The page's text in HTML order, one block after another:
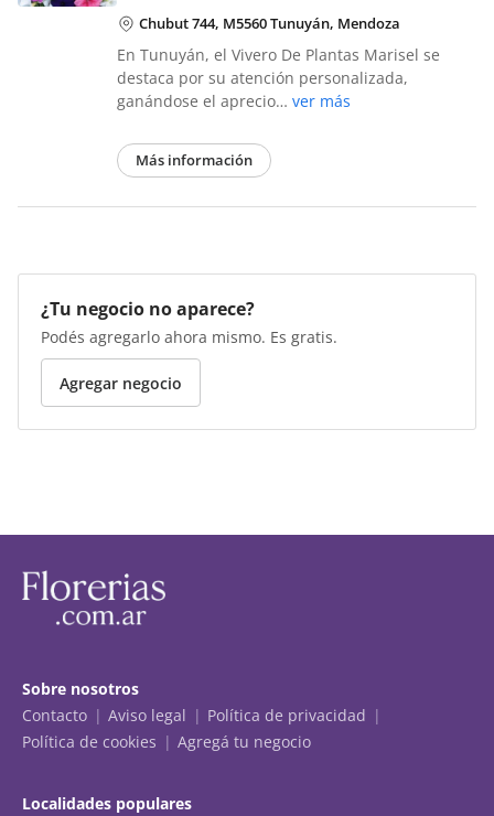
Chubut 744, M5560 Tunuyán, Mendoza
En Tunuyán, el Vivero De Plantas Marisel se
destaca por su atención personalizada,
ganándose el aprecio… ver más
Más información
¿Tu negocio no aparece?
Podés agregarlo ahora mismo. Es gratis.
Agregar negocio
Sobre nosotros
Contacto
Aviso legal
Política de privacidad
Política de cookies
Agregá tu negocio
Localidades populares